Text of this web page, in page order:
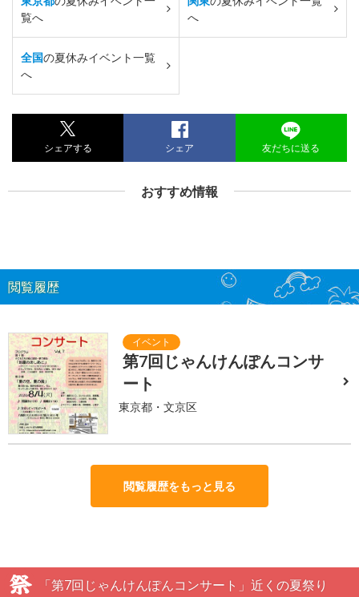
覧へ
へ
全国の夏休みイベント一覧
へ
シェアする シェア 友だちに送る
おすすめ情報
閲覧履歴
第7回じゃんけんぽんコンサ
ート
東京都・文京区
閲覧履歴をもっと見る
「第7回じゃんけんぽんコンサート」近くの夏祭り